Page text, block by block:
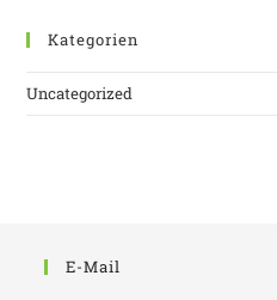
Kategorien
Uncategorized
E-Mail